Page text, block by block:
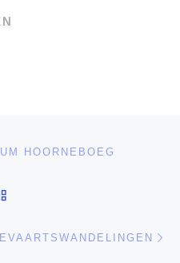
HOORNEBOEG